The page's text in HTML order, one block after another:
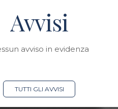
Avvisi
avviso in evidenza
TUTTI GLI AVVISI